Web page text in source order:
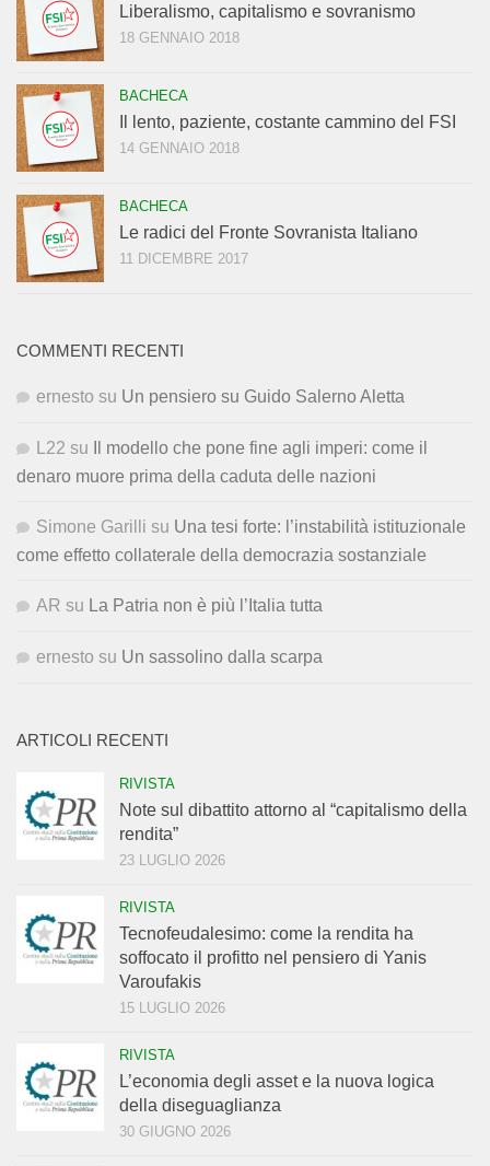
Liberalismo, capitalismo e sovranismo
18 GENNAIO 2018
BACHECA
Il lento, paziente, costante cammino del FSI
14 GENNAIO 2018
BACHECA
Le radici del Fronte Sovranista Italiano
11 DICEMBRE 2017
COMMENTI RECENTI
ernesto su Un pensiero su Guido Salerno Aletta
L22 su
Il modello che pone fine agli imperi: come il
denaro muore prima della caduta delle nazioni
Simone Garilli su Una tesi forte: l’instabilità istituzionale
come effetto collaterale della democrazia sostanziale
AR su La Patria non è più l’Italia tutta
ernesto su Un sassolino dalla scarpa
ARTICOLI RECENTI
RIVISTA
Note sul dibattito attorno al “capitalismo della
rendita”
23 LUGLIO 2026
RIVISTA
Tecnofeudalesimo: come la rendita ha
soffocato il profitto nel pensiero di Yanis
Varoufakis
15 LUGLIO 2026
RIVISTA
L’economia degli asset e la nuova logica
della diseguaglianza
30 GIUGNO 2026